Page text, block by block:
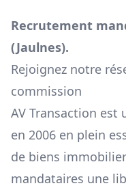
Recrutement
(Jaulnes).
Rejoignez notre
commission
AV Transaction est
en 2006 en plein
de biens
mandataires une